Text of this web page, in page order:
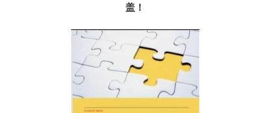
盖！